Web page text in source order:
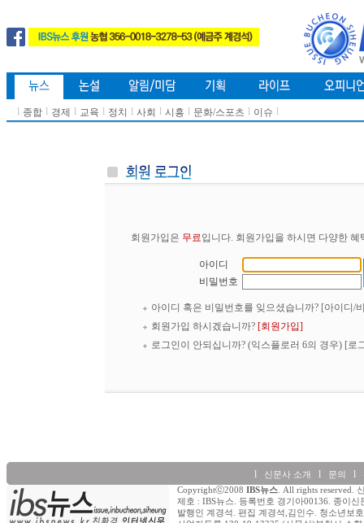
l 종합 l 경제 l 교육 l 정치 l 사회 l 시흥 l 문화/스포츠 l 이슈 l
회원가입은 무료입니다. 회원가입을 하시면 다양한
아이디
비밀번호
아이디 혹은 비밀번호를 잊으셨습니까? [아이디/
회원가입 하시겠습니까? [회원가입]
로그인이 안되십니까? (익스플로러 6의 경우) [로
l 신문사 소개 l 문의 l
Copyrightⓒ2008 IBS뉴스. All rights reserved.
제호 : IBS뉴스. 등록번호 경기아00136. 종이신
발행인 계경석. 편집 계경석,김인수. 청소년보